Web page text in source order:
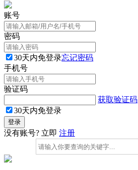
账号
密码
30天内免登录忘记密码
手机号
验证码
获取验证码
30天内免登录
没有账号? 立即 注册